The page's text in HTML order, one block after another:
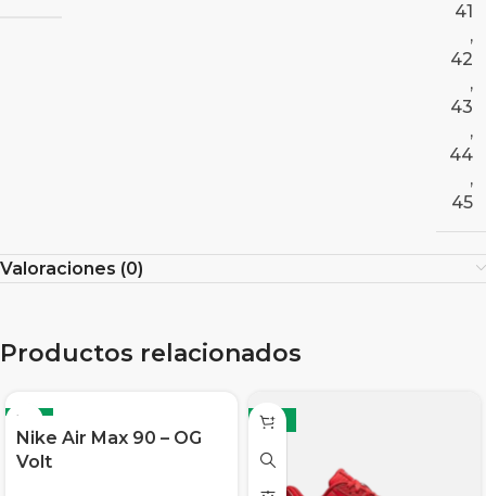
41
,
42
,
43
,
44
,
45
Valoraciones (0)
Productos relacionados
-15%
Nike Air Max 90 – OG
Volt
-15%